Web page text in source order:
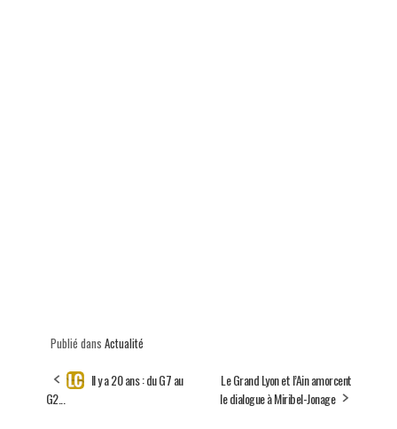
Publié dans Actualité
Il y a 20 ans : du G7 au
G2...
Le Grand Lyon et l’Ain amorcent
le dialogue à Miribel-Jonage